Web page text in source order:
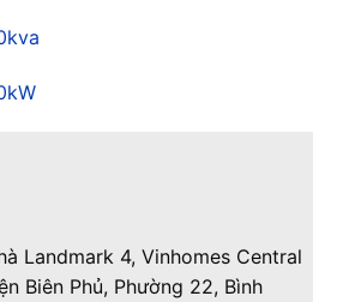
Landmark 4, Vinhomes Central
Biên Phủ, Phường 22, Bình